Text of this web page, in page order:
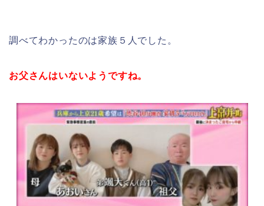
調べてわかったのは家族５人でした。
お父さんはいないようですね。